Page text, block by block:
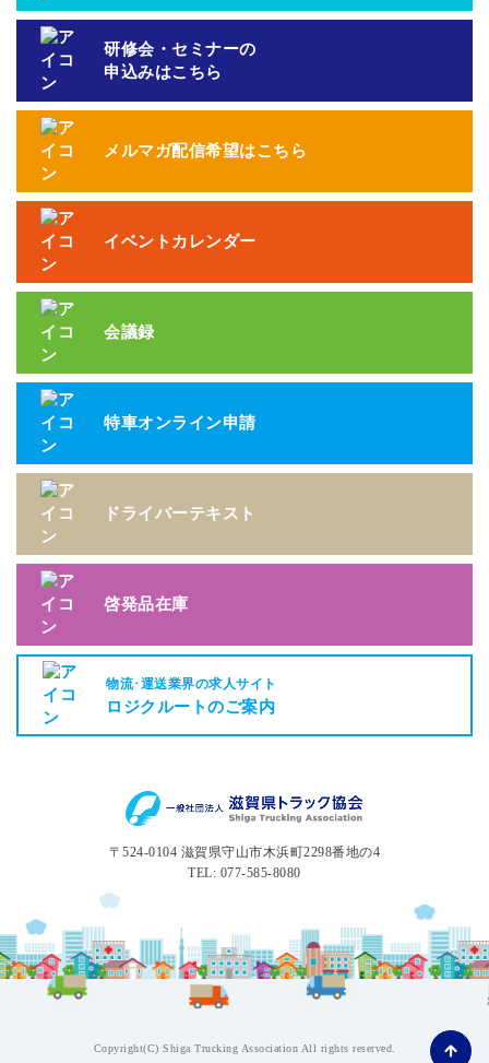
研修会・セミナーの
申込みはこちら
メルマガ配信希望はこちら
イベントカレンダー
会議録
特車オンライン申請
ドライバーテキスト
啓発品在庫
物流･運送業界の求人サイト
ロジクルートのご案内
〒524-0104 滋賀県守山市木浜町2298番地の4
TEL: 077-585-8080
Copyright(C) Shiga Trucking Association All rights reserved.